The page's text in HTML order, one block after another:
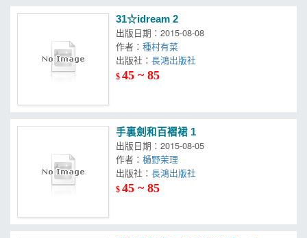
31☆idream 2
出版日期：2015-08-08
作者：種村有菜
出版社：
$45 ~ 85
手裏劍和百褶裙 1
出版日期：2015-08-05
作者：樋野茉理
出版社：
$45 ~ 85